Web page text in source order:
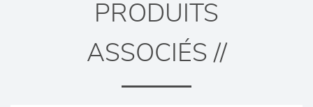
PRODUITS
ASSOCIÉS //